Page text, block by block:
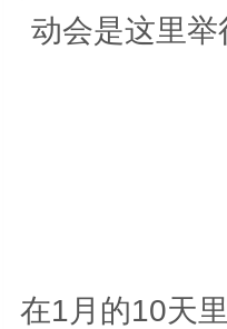
动会是这里
在1月的10天